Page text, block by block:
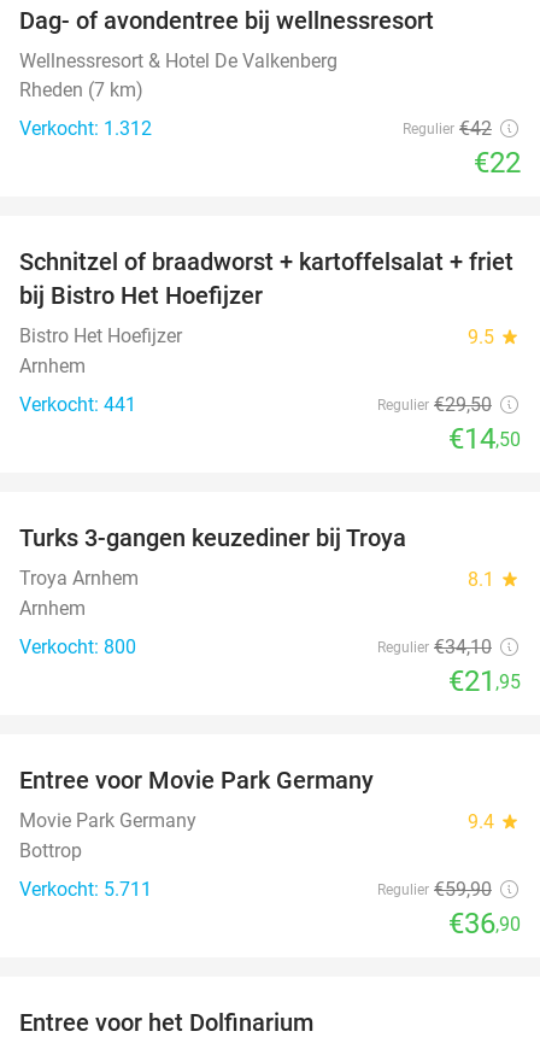
Dag- of avondentree bij wellnessresort
Wellnessresort & Hotel De Valkenberg
Rheden (7 km)
Verkocht: 1.312
Regulier €42
€22
51%
Schnitzel of braadworst + kartoffelsalat + friet
bij Bistro Het Hoefijzer
Bistro Het Hoefijzer 9.5 star
Arnhem
Verkocht: 441
Regulier €29,50
€14,50
Turks 3-gangen keuzediner bij Troya
Troya Arnhem 8.1 star
Arnhem
Verkocht: 800
Regulier €34,10
€21 ,95
Entree voor Movie Park Germany
Movie Park Germany 9.4 star
Bottrop
Verkocht: 5.711
Regulier €59,90
€36,90
Entree voor het Dolfinarium